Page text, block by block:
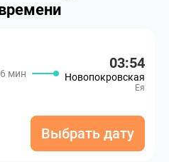
мин
03:54
Новопокровская
Ея
Выбрать дату